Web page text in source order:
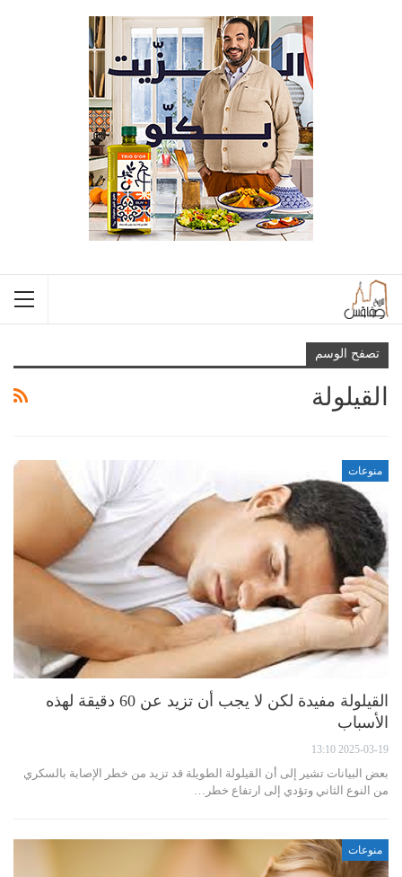
تصفح الوسم
القيلولة
منوعات
القيلولة مفيدة لكن لا يجب أن تزيد عن 60 دقيقة لهذه
الأسباب
2025-03-19 13:10
بعض البيانات تشير إلى أن القيلولة الطويلة قد تزيد من خطر الإصابة بالسكري
من النوع الثاني وتؤدي إلى ارتفاع خطر…
منوعات